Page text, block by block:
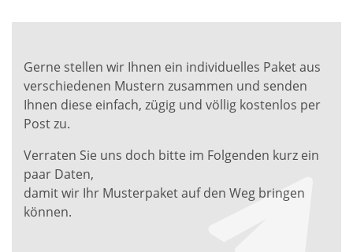
Gerne stellen wir Ihnen ein individuelles Paket aus
verschiedenen Mustern zusammen und senden
Ihnen diese einfach, zügig und völlig kostenlos per
Post zu.
Verraten Sie uns doch bitte im Folgenden kurz ein
paar Daten,
damit wir Ihr Musterpaket auf den Weg bringen
können.